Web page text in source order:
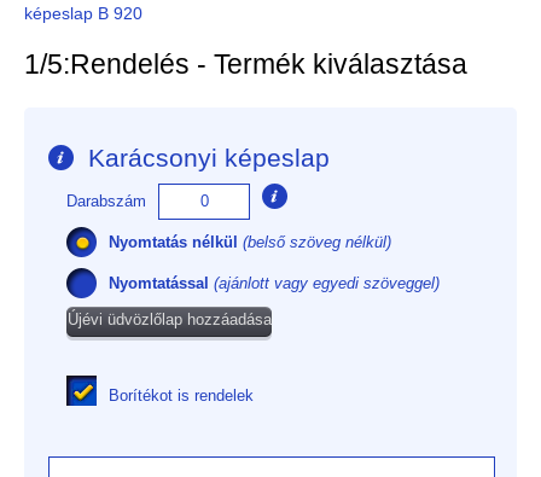
képeslap B 920
1/5:Rendelés - Termék kiválasztása
Karácsonyi képeslap
Darabszám
Nyomtatás nélkül (belső szöveg nélkül)
Nyomtatással (ajánlott vagy egyedi szöveggel)
Újévi üdvözlőlap hozzáadása
Borítékot is rendelek